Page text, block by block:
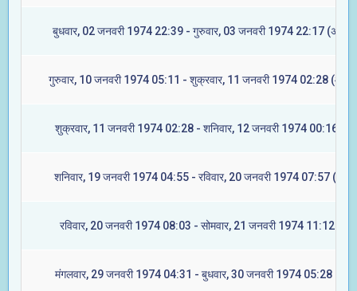
बुधवार, 02 जनवरी 1974 22:39 - गुरुवार, 03 जनवरी 1974 22:17
गुरुवार, 10 जनवरी 1974 05:11 - शुक्रवार, 11 जनवरी 1974 02:28
शुक्रवार, 11 जनवरी 1974 02:28 - शनिवार, 12 जनवरी 1974 00:16
शनिवार, 19 जनवरी 1974 04:55 - रविवार, 20 जनवरी 1974 07:57
रविवार, 20 जनवरी 1974 08:03 - सोमवार, 21 जनवरी 1974 11:12 (मूल)
मंगलवार, 29 जनवरी 1974 04:31 - बुधवार, 30 जनवरी 1974 05:28